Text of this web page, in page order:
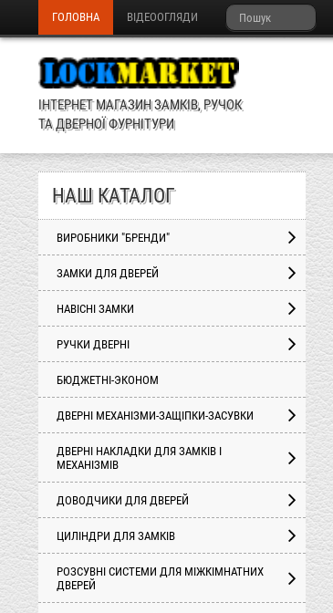
ІНТЕРНЕТ МАГАЗИН ЗАМКІВ, РУЧОК
ТА ДВЕРНОЇ ФУРНІТУРИ
НАШ КАТАЛОГ
ВИРОБНИКИ "БРЕНДИ"
ЗАМКИ ДЛЯ ДВЕРЕЙ
НАВІСНІ ЗАМКИ
РУЧКИ ДВЕРНІ
БЮДЖЕТНІ-ЭКОНОМ
ДВЕРНІ МЕХАНІЗМИ-ЗАЩІПКИ-ЗАСУВКИ
ДВЕРНІ НАКЛАДКИ ДЛЯ ЗАМКІВ І
МЕХАНІЗМІВ
ДОВОДЧИКИ ДЛЯ ДВЕРЕЙ
ЦИЛІНДРИ ДЛЯ ЗАМКІВ
РОЗСУВНІ СИСТЕМИ ДЛЯ МІЖКІМНАТНИХ
ДВЕРЕЙ
ГОЛОВНА ВІДЕООГЛЯДИ